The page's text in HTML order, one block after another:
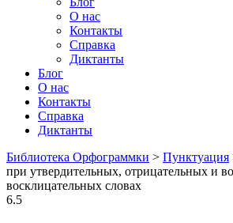
О нас
Контакты
Справка
Диктанты
Блог
О нас
Контакты
Справка
Диктанты
Библиотека Орфограммки > Пунктуация
при утвердительных, отрицательных и
восклицательных словах
6.5